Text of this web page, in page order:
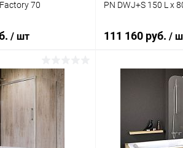
70
/ шт
В корзину
Сравнение
PN DWJ+S 150 L x
111 160 руб. /
В
Купить в 1 клик
В избранное